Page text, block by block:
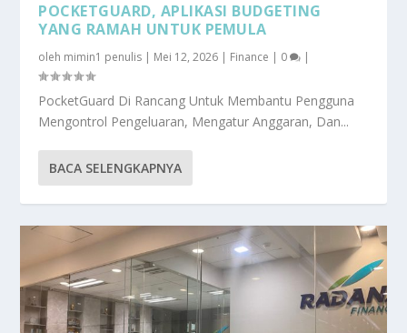
POCKETGUARD, APLIKASI BUDGETING
YANG RAMAH UNTUK PEMULA
oleh mimin1 penulis | Mei 12, 2026 | Finance | 0 |
PocketGuard Di Rancang Untuk Membantu Pengguna
Mengontrol Pengeluaran, Mengatur Anggaran, Dan...
BACA SELENGKAPNYA